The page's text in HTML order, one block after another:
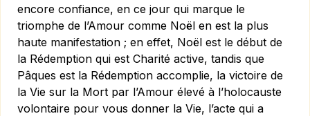
encore confiance, en ce jour qui marque le
triomphe de l’Amour comme Noël en est la plus
haute manifestation ; en effet, Noël est le début de
la Rédemption qui est Charité active, tandis que
Pâques est la Rédemption accomplie, la victoire de
la Vie sur la Mort par l’Amour élevé à l’holocauste
volontaire pour vous donner la Vie, l’acte qui a